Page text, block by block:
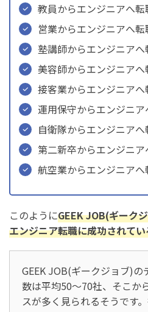
教員からエンジニアへ転
営業からエンジニアへ転
塾講師からエンジニアへ
美容師からエンジニアへ
接客業からエンジニアへ
運用保守からエンジニ
自衛隊からエンジニアへ
第二新卒からエンジニ
航空業からエンジニアへ
このようにGEEK JOB(ギーク
エンジニア転職に成功されて
GEEK JOB(ギークジョブ)
数は平均50～70社、そこか
スが多く見られるそうです